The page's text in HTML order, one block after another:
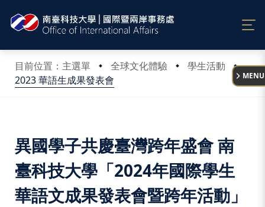
目前位置：主選單 全球文化體驗
學生活動
2023 華語生成果發表會
:::
MENU
異國學子共慶臺灣跨年盛會 南
臺科技大學「2024年國際學生
華語文成果發表會暨跨年活動」